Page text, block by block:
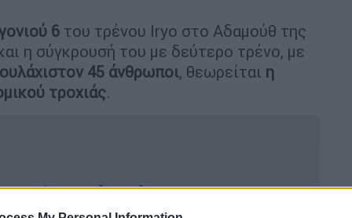
6 του τρένου Iryo στο Αδαμούθ της
η σύγκρουσή του με δεύτερο τρένο, με
45 άνθρωποι, θεωρείται η
τροχιάς.
ιστορία ενός 16χρονου που